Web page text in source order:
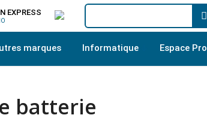
EXPRESS
marques Informatique Espace Pro
batterie